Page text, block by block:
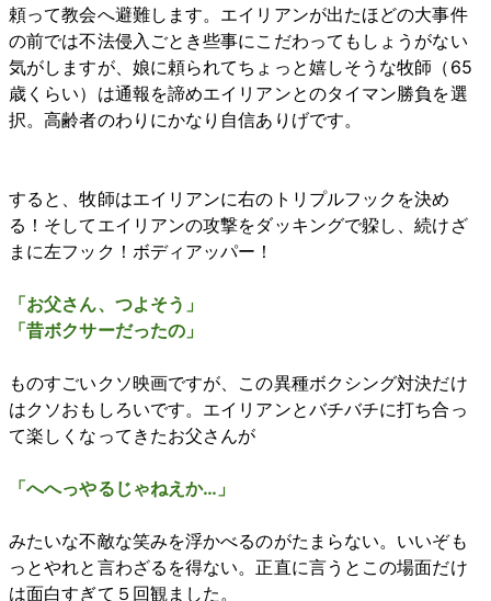
頼って教会へ避難します。エイリアンが出たほどの大事件
の前では不法侵入ごとき些事にこだわってもしょうがない
気がしますが、娘に頼られてちょっと嬉しそうな牧師（65
歳くらい）は通報を諦めエイリアンとのタイマン勝負を選
択。高齢者のわりにかなり自信ありげです。
すると、牧師はエイリアンに右のトリプルフックを決め
る！そしてエイリアンの攻撃をダッキングで躱し、続けざ
まに左フック！ボディアッパー！
「お父さん、つよそう」
「昔ボクサーだったの」
ものすごいクソ映画ですが、この異種ボクシング対決だけ
はクソおもしろいです。エイリアンとバチバチに打ち合っ
て楽しくなってきたお父さんが
「へへっやるじゃねえか…」
みたいな不敵な笑みを浮かべるのがたまらない。いいぞも
っとやれと言わざるを得ない。正直に言うとこの場面だけ
は面白すぎて５回観ました。